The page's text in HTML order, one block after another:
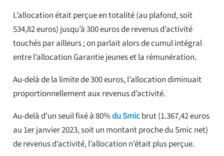
L’allocation était perçue en totalité (au plafond, soit
534,82 euros) jusqu’à 300 euros de revenus d’activité
touchés par ailleurs ; on parlait alors de cumul intégral
entre l’allocation Garantie jeunes et la rémunération.
Au-delà de la limite de 300 euros, l’allocation diminuait
proportionnellement aux revenus d’activité.
Au-delà d’un seuil fixé à 80%du Smicbrut (1.367,42 euros
au 1er janvier 2023, soit un montant proche du Smic net)
de revenus d’activité, l’allocation n’était plus perçue.